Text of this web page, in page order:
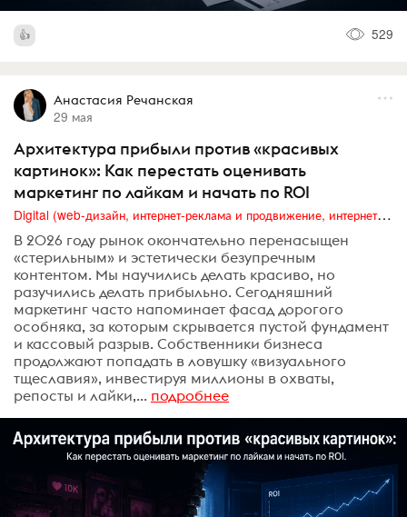
529
Анастасия Речанская
29 мая
Архитектура прибыли против «красивых
картинок»: Как перестать оценивать
маркетинг по лайкам и начать по ROI
Digital (web-дизайн, интернет-реклама и продвижение, интернет-сообщества и блоги, интернет-коммуникации, мобильный маркетинг, реклама на цифровых экранах)
В 2026 году рынок окончательно перенасыщен
«стерильным» и эстетически безупречным
контентом. Мы научились делать красиво, но
разучились делать прибыльно. Сегодняшний
маркетинг часто напоминает фасад дорогого
особняка, за которым скрывается пустой фундамент
и кассовый разрыв. Собственники бизнеса
продолжают попадать в ловушку «визуального
тщеславия», инвестируя миллионы в охваты,
репосты и лайки,... подробнее